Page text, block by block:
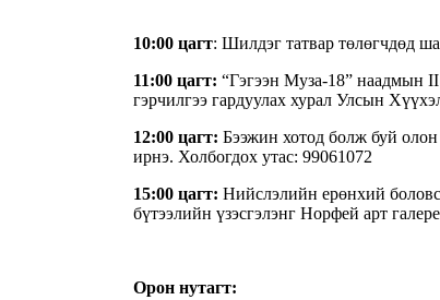
10:00 цагт: Шилдэг татвар төлөгчдөд
11:00 цагт: “Гэгээн Муза-18” наадмын
гэрчилгээ гардуулах хурал Улсын
12:00 цагт: Бээжин хотод болж буй
ирнэ. Холбогдох утас: 99061072
15:00 цагт: Нийслэлийн ерөнхий
бүтээлийн үзэсгэлэнг Норфей арт
Орон нутагт: